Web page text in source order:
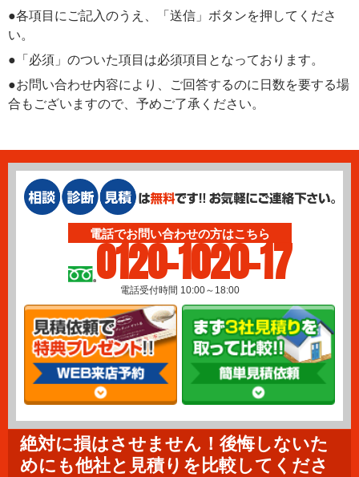
●各項目にご記入のうえ、「送信」ボタンを押してくださ
い。
●「必須」のついた項目は必須項目となっております。
●お問い合わせ内容により、ご回答するのに日数を要する場
合もございますので、予めご了承ください。
電話でお問い合わせの方はこちら
0120-1020-17
電話受付時間 10:00～18:00
絶対に損はさせません！後悔しないた
めにも他社と見積りを比較してくださ